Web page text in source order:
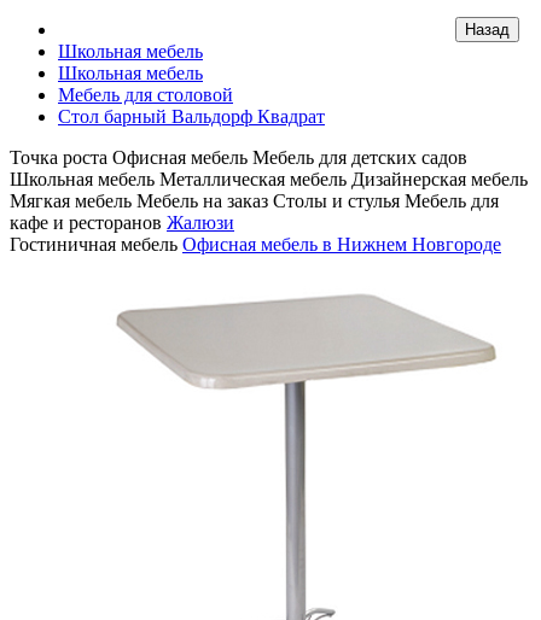
Школьная мебель
Школьная мебель
Мебель для столовой
Стол барный Вальдорф Квадрат
Точка роста Офисная мебель Мебель для детских садов
Школьная мебель Металлическая мебель Дизайнерская мебель
Мягкая мебель Мебель на заказ Столы и стулья Мебель для
кафе и ресторанов Жалюзи
Гостиничная мебель Офисная мебель в Нижнем Новгороде